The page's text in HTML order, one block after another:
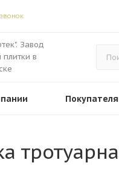
Завод
плитки в